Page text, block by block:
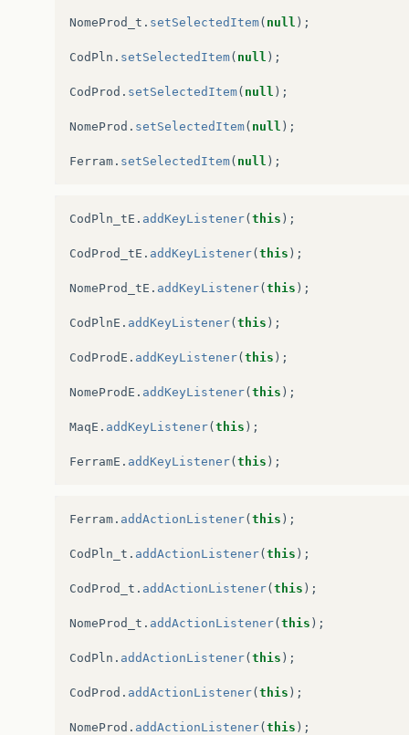
NomeProd_t . setSelectedItem( null );
CodPln . setSelectedItem( null );
CodProd . setSelectedItem( null );
NomeProd . setSelectedItem( null );
Ferram . setSelectedItem( null );
CodPln_tE . addKeyListener( this );
CodProd_tE . addKeyListener( this );
NomeProd_tE . addKeyListener( this );
CodPlnE . addKeyListener( this );
CodProdE . addKeyListener( this );
NomeProdE . addKeyListener( this );
MaqE . addKeyListener( this );
FerramE . addKeyListener( this );
Ferram . addActionListener( this );
CodPln_t . addActionListener( this );
CodProd_t . addActionListener( this );
NomeProd_t . addActionListener( this );
CodPln . addActionListener( this );
CodProd . addActionListener( this );
NomeProd . addActionListener( this );